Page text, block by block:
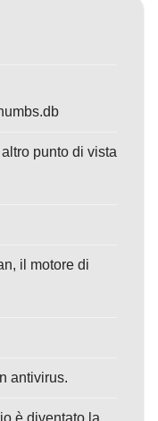
punto di vista
il motore di
antivirus.
è diventato la